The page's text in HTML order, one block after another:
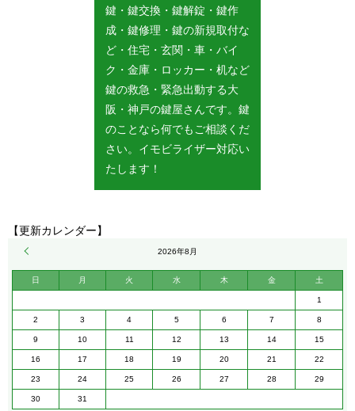
鍵・鍵交換・鍵解錠・鍵作
成・鍵修理・鍵の新規取付な
ど・住宅・玄関・車・バイ
ク・金庫・ロッカー・机など
鍵の救急・緊急出動する大
阪・神戸の鍵屋さんです。鍵
のことなら何でもご相談くだ
さい。イモビライザー対応い
たします！
【更新カレンダー】
2026年8月
日 月 火 水 木 金 土
1
2 3 4 5 6 7 8
9 10 11 12 13 14 15
16 17 18 19 20 21 22
23 24 25 26 27 28 29
30 31